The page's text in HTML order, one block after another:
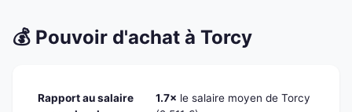
💰 Pouvoir d'achat à Torcy
Rapport au salaire
1.7× le salaire moyen de Torcy